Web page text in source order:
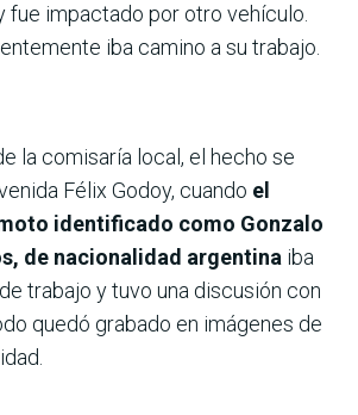
fue impactado por otro vehículo.
iba camino a su trabajo.
la comisaría local, el hecho se
Félix Godoy, cuando el
identificado como Gonzalo
de nacionalidad argentina iba
trabajo y tuvo una discusión con
quedó grabado en imágenes de